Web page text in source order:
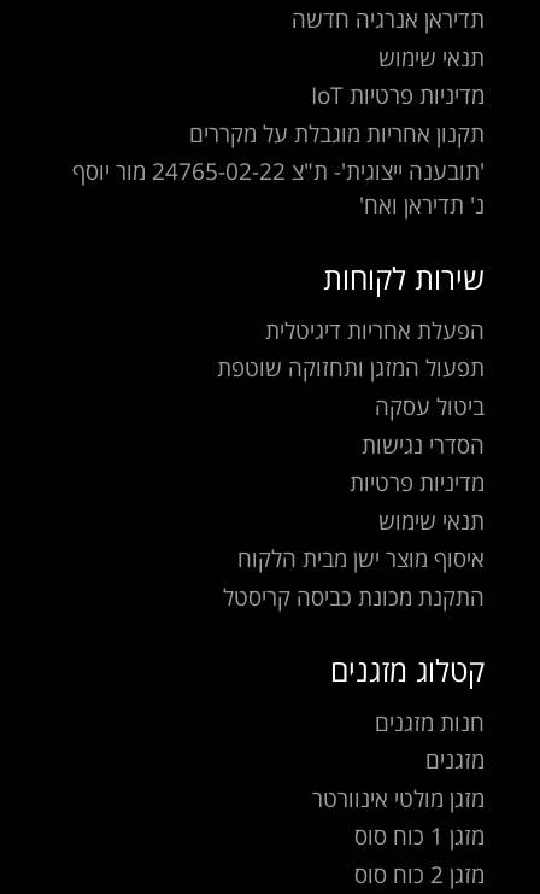
תדיראן אנרגיה חדשה
תנאי שימוש
מדיניות פרטיות IoT
תקנון אחריות מוגבלת על מקררים
'תובענה ייצוגית'- ת"צ 24765-02-22 מור יוסף
נ' תדיראן ואח'
שירות לקוחות
הפעלת אחריות דיגיטלית
תפעול המזגן ותחזוקה שוטפת
ביטול עסקה
הסדרי נגישות
מדיניות פרטיות
תנאי שימוש
איסוף מוצר ישן מבית הלקוח
התקנת מכונת כביסה קריסטל
קטלוג מזגנים
חנות מזגנים
מזגנים
מזגן מולטי אינוורטר
מזגן 1 כוח סוס
מזגן 2 כוח סוס